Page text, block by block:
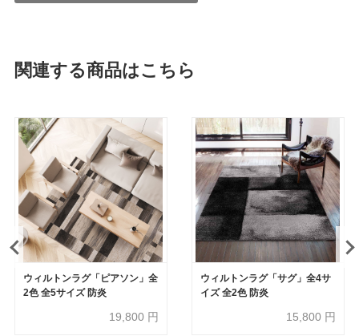
関連する商品はこちら
ウィルトンラグ「ピアソン」全
2色 全5サイズ 防炎
19,800 円
ウィルトンラグ「サグ」全4サ
イズ 全2色 防炎
15,800 円